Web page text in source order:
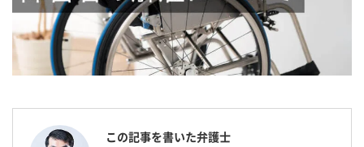
この記事を書いた弁護士